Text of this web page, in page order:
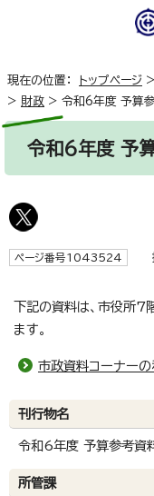
現在の位置： トップページ >
> 財政 > 令和6年度 予算
令和6年度 予
ページ番号1043524
下記の資料は、市役所7
ます。
市政資料コーナー
刊行物名
令和6年度 予算参考資
所管課